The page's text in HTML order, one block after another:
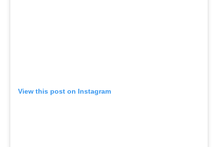
View this post on Instagram